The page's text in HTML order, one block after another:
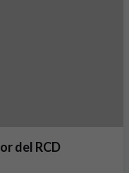
del RCD